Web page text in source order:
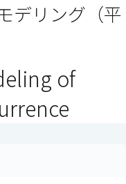
デリング（平
of